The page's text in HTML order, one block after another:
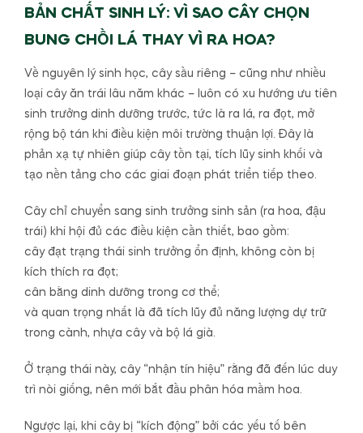
BẢN CHẤT SINH LÝ: VÌ SAO CÂY CHỌN
BUNG CHỒI LÁ THAY VÌ RA HOA?
Về nguyên lý sinh học, cây sầu riêng – cũng như nhiều
loại cây ăn trái lâu năm khác – luôn có xu hướng ưu tiên
sinh trưởng dinh dưỡng trước, tức là ra lá, ra đọt, mở
rộng bộ tán khi điều kiện môi trường thuận lợi. Đây là
phản xạ tự nhiên giúp cây tồn tại, tích lũy sinh khối và
tạo nền tảng cho các giai đoạn phát triển tiếp theo.
Cây chỉ chuyển sang sinh trưởng sinh sản (ra hoa, đậu
trái) khi hội đủ các điều kiện cần thiết, bao gồm:
cây đạt trạng thái sinh trưởng ổn định, không còn bị
kích thích ra đọt;
cân bằng dinh dưỡng trong cơ thể;
và quan trọng nhất là đã tích lũy đủ năng lượng dự trữ
trong cành, nhựa cây và bộ lá già.
Ở trạng thái này, cây “nhận tín hiệu” rằng đã đến lúc duy
trì nòi giống, nên mới bắt đầu phân hóa mầm hoa.
Ngược lại, khi cây bị “kích động” bởi các yếu tố bên